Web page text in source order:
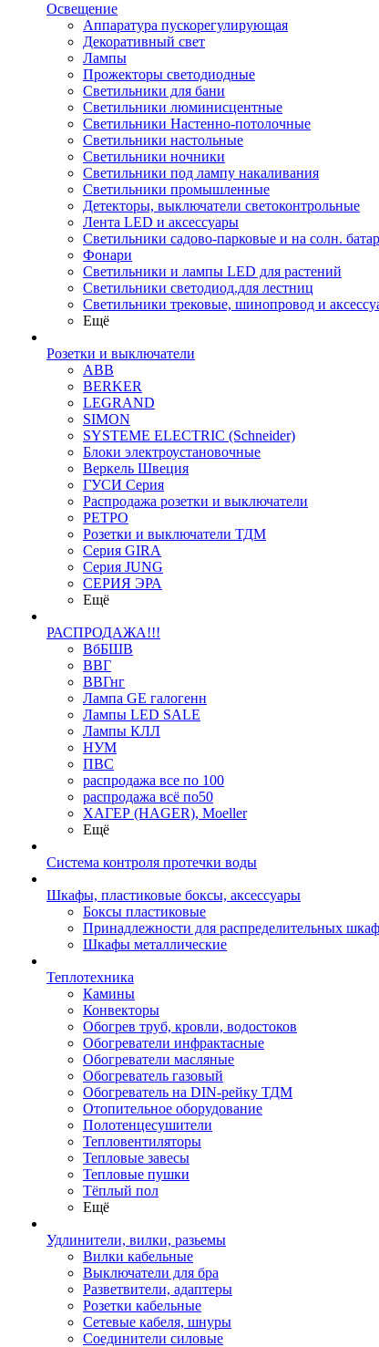
Освещение
Аппаратура пускорегулирующая
Декоративный свет
Лампы
Прожекторы светодиодные
Светильники для бани
Светильники люминисцентные
Светильники Настенно-потолочные
Светильники настольные
Светильники ночники
Светильники под лампу накаливания
Светильники промышленные
Детекторы, выключатели светоконтрольные
Лента LED и аксессуары
Светильники садово-парковые и на солн.
Фонари
Светильники и лампы LED для растений
Светильники светодиод.для лестниц
Светильники трековые, шинопровод и
Ещё
Розетки и выключатели
ABB
BERKER
LEGRAND
SIMON
SYSTEME ELECTRIC (Schneider)
Блоки электроустановочные
Веркель Швеция
ГУСИ Серия
Распродажа розетки и выключатели
РЕТРО
Розетки и выключатели ТДМ
Серия GIRA
Серия JUNG
СЕРИЯ ЭРА
Ещё
РАСПРОДАЖА!!!
ВбБШВ
ВВГ
ВВГнг
Лампа GE галогенн
Лампы LED SALE
Лампы КЛЛ
НУМ
ПВС
распродажа все по 100
распродажа всё по50
ХАГЕР (HAGER), Moeller
Ещё
Система контроля протечки воды
Шкафы, пластиковые боксы, аксессуары
Боксы пластиковые
Принадлежности для распределительных
Шкафы металлические
Теплотехника
Камины
Конвекторы
Обогрев труб, кровли, водостоков
Обогреватели инфрактасные
Обогреватели масляные
Обогреватель газовый
Обогреватель на DIN-рейку ТДМ
Отопительное оборудование
Полотенцесушители
Тепловентиляторы
Тепловые завесы
Тепловые пушки
Тёплый пол
Ещё
Удлинители, вилки, разьемы
Вилки кабельные
Выключатели для бра
Разветвители, адаптеры
Розетки кабельные
Сетевые кабеля, шнуры
Соединители силовые